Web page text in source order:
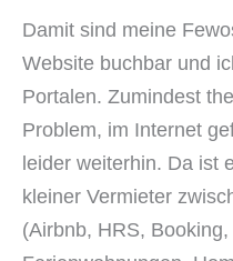
Damit sind meine
Website buchbar und
Portalen. Zumindest
Problem, im Internet
leider weiterhin. Da ist
kleiner Vermieter
(Airbnb, HRS,